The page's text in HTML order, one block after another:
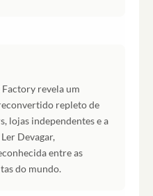
Factory revela um
repleto de
lojas independentes e a
Devagar,
entre as
do mundo.